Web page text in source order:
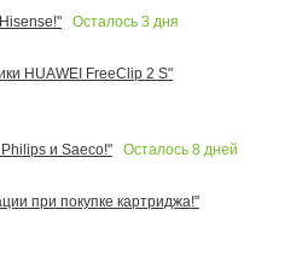
Осталось 3 дня
HUAWEI FreeClip 2 S"
и Saeco!"
Осталось 8 дней
при покупке картриджа!"